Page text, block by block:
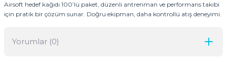
Airsoft hedef kağıdı 100’lü paket, düzenli antrenman ve performans takibi
için pratik bir çözüm sunar. Doğru ekipman, daha kontrollü atış deneyimi.
Yorumlar (0)